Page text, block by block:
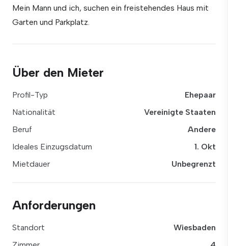
Mein Mann und ich, suchen ein freistehendes Haus mit
Garten und Parkplatz.
Über den Mieter
Profil-Typ
Ehepaar
Nationalität
Vereinigte Staaten
Beruf
Andere
Ideales Einzugsdatum
1. Okt
Mietdauer
Unbegrenzt
Anforderungen
Standort
Wiesbaden